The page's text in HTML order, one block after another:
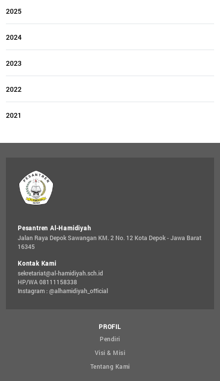
2025
2024
2023
2022
2021
Pesantren Al-Hamidiyah
Jalan Raya Depok Sawangan KM. 2 No. 12 Kota Depok - Jawa Barat
16345
Kontak Kami
sekretariat@al-hamidiyah.sch.id
HP/WA 08111158338
Instagram : @alhamidiyah_official
PROFIL
Pendiri
Visi & Misi
Tentang Kami